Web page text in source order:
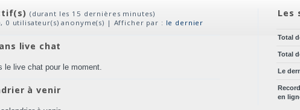
Les
Total
Total
Le
en
(durant les 15 dernières minutes)
0 utilisateur(s) anonyme(s) | Afficher par : le dernier
live chat
le live chat pour le moment.
à venir